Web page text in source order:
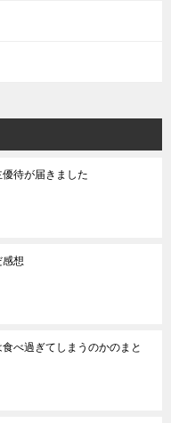
待が届きました
想
べ過ぎてしまうのかのまと